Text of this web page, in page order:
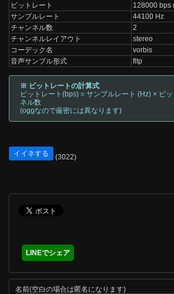
ビットレート
128000 bps
サンプルレート
44100 Hz
チャンネル数
2
チャンネルレイアウト
stereo
コーデック名
vorbis
音声サンプル形式
fltp
※ ビットレートの計算式
ビットレート(bps) = サンプルレート (Hz) × ビ
ネル数
(oggなので厳密には異なります)
イイネする (3022)
LINEでシェア
名前(空白の場合は匿名になります)